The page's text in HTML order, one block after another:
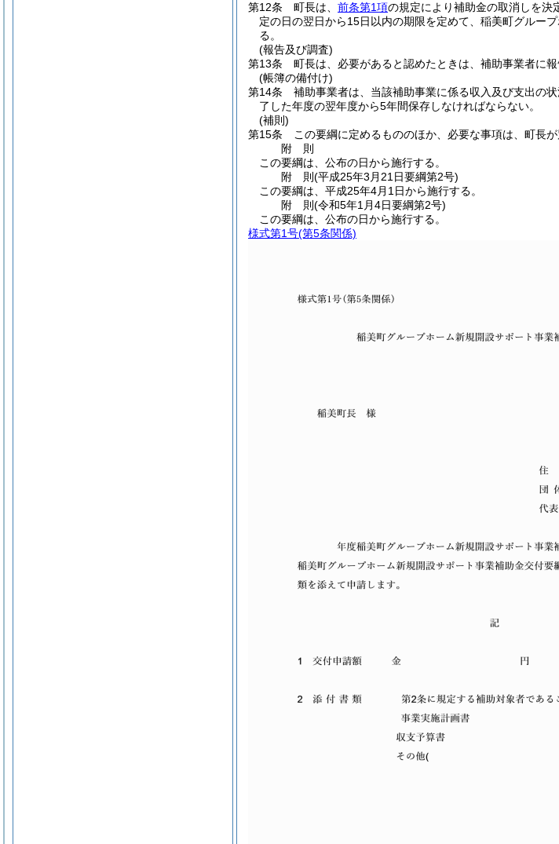
第12条
町長は、 前条第1項の規定により補助金の取消しを決
定の日の翌日から15日以内の期限を定めて、稲美町グルー
る。
(報告及び調査)
第13条
町長は、必要があると認めたときは、補助事業者に
(帳簿の備付け)
第14条
補助事業者は、当該補助事業に係る収入及び支出の
了した年度の翌年度から5年間保存しなければならない。
(補則)
第15条
この要綱に定めるもののほか、必要な事項は、町長が
附 則
この要綱は、公布の日から施行する。
附 則(平成25年3月21日要綱第2号)
この要綱は、平成25年4月1日から施行する。
附 則(令和5年1月4日要綱第2号)
この要綱は、公布の日から施行する。
様式第1号(第5条関係)